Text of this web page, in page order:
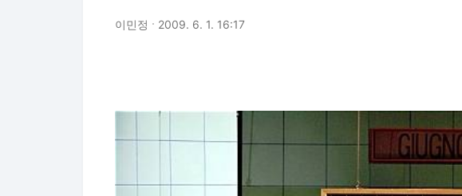
이민정 2009. 6. 1. 16:17